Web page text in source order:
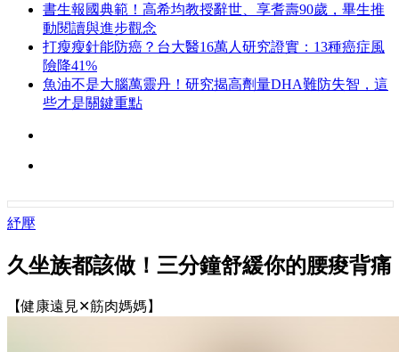
書生報國典範！高希均教授辭世、享耆壽90歲，畢生推
動閱讀與進步觀念
打瘦瘦針能防癌？台大醫16萬人研究證實：13種癌症風
險降41%
魚油不是大腦萬靈丹！研究揭高劑量DHA難防失智，這
些才是關鍵重點
紓壓
久坐族都該做！三分鐘舒緩你的腰痠背痛
【健康遠見✕筋肉媽媽】